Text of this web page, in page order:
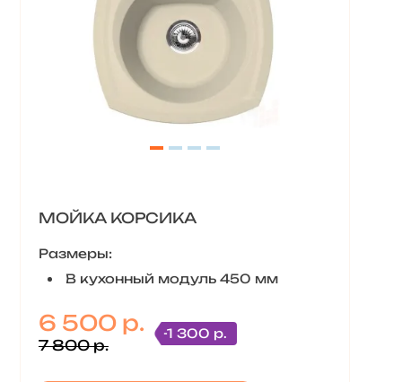
МОЙКА КОРСИКА
Размеры:
В кухонный модуль 450 мм
6 500 р.
7 800 р.
-1 300 р.